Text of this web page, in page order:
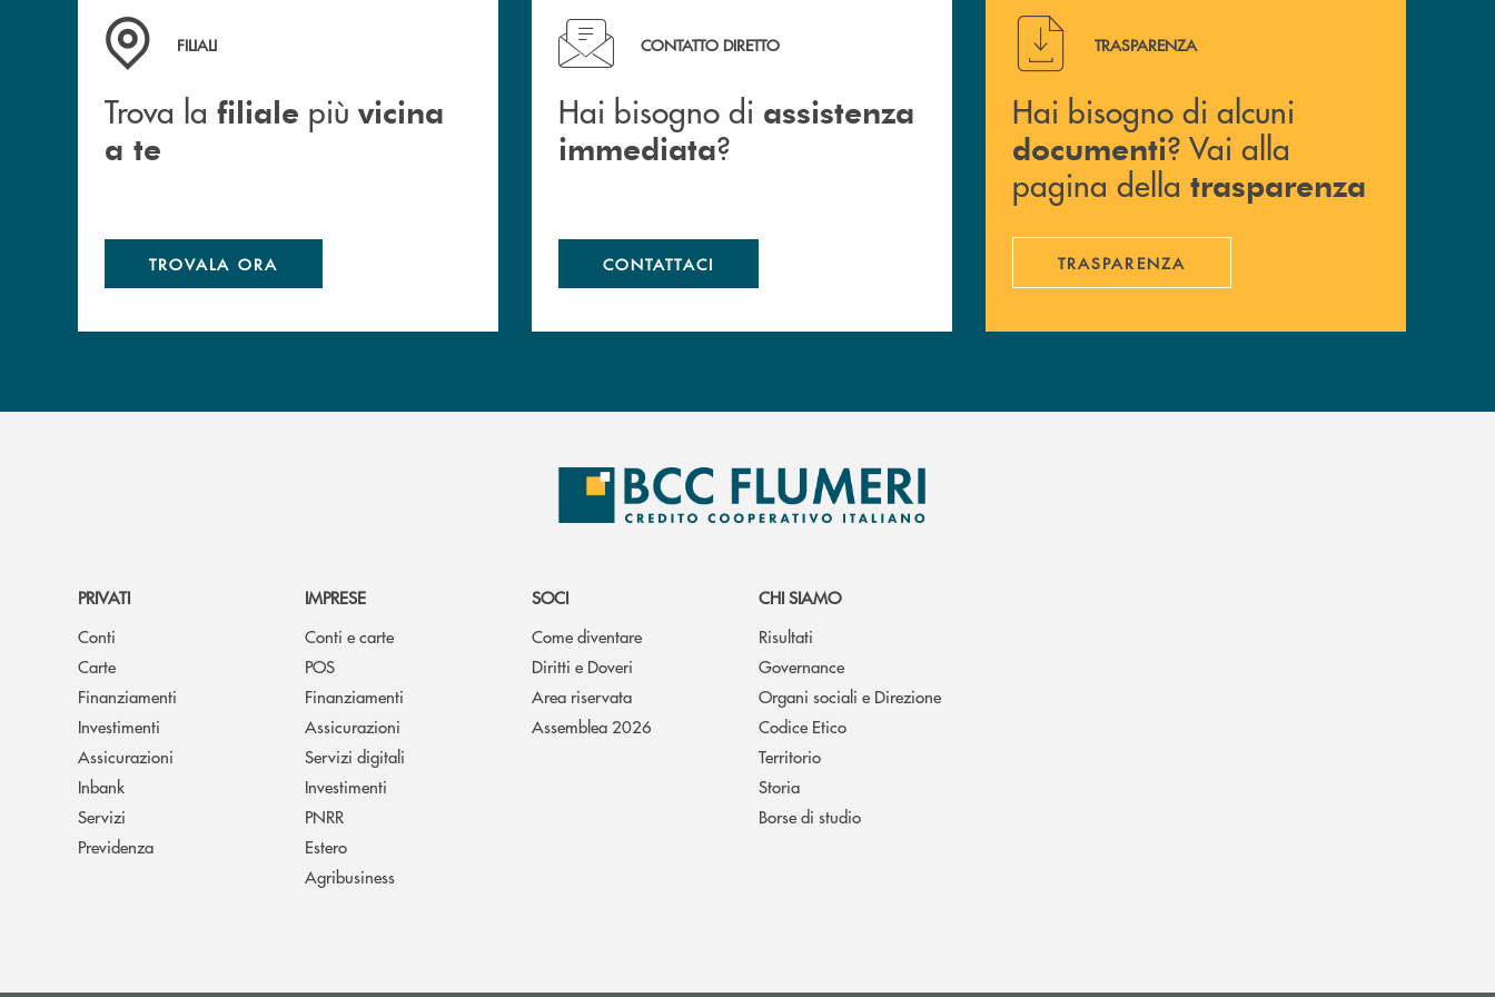
Trova la filiale più vicina a te
FILIALI
Trova la filiale più vicina
a te
TROVALA ORA
Hai bisogno di assistenza immediata ?
CONTATTO DIRETTO
Hai bisogno di assistenza
immediata?
CONTATTACI
Hai bisogno di alcuni documenti ? Vai alla pagina della
TRASPARENZA
Hai bisogno di alcuni
documenti? Vai alla
pagina della trasparenza
TRASPARENZA
PRIVATI
Conti
Carte
Finanziamenti
Investimenti
Assicurazioni
Inbank
Servizi
Previdenza
IMPRESE
Conti e carte
POS
Finanziamenti
Assicurazioni
Servizi digitali
Investimenti
PNRR
Estero
Agribusiness
SOCI
Come diventare
Diritti e Doveri
Area riservata
Assemblea 2026
CHI SIAMO
Risultati
Governance
Organi sociali e Direzione
Codice Etico
Territorio
Storia
Borse di studio